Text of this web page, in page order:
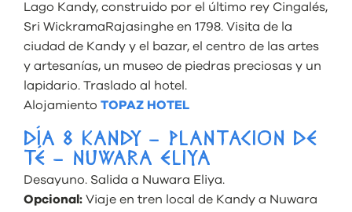
Lago Kandy, construido por el último rey Cingalés,
Sri WickramaRajasinghe en 1798. Visita de la
ciudad de Kandy y el bazar, el centro de las artes
y artesanías, un museo de piedras preciosas y un
lapidario. Traslado al hotel.
Alojamiento TOPAZ HOTEL
DÍA 8 KANDY – PLANTACION DE
TÉ – NUWARA ELIYA
Desayuno. Salida a Nuwara Eliya.
Opcional: Viaje en tren local de Kandy a Nuwara